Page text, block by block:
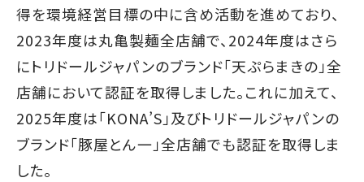
得を環境経営目標の中に含め活動を進めており、
2023年度は丸亀製麺全店舗で、2024年度はさら
にトリドールジャパンのブランド「天ぷらまきの」全
店舗において認証を取得しました。これに加えて、
2025年度は「KONA’S」及びトリドールジャパンの
ブランド「豚屋とん一」全店舗でも認証を取得しま
した。